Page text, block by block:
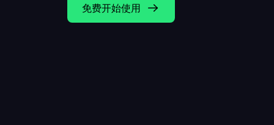
免费开始使用